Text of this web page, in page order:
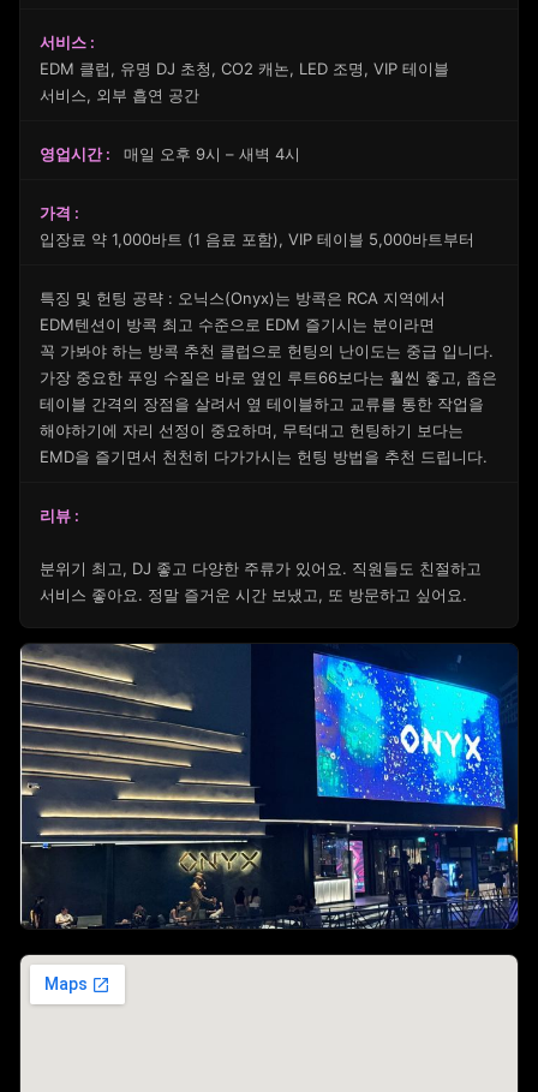
서비스 :
EDM 클럽, 유명 DJ 초청, CO2 캐논, LED 조명, VIP 테이블
서비스, 외부 흡연 공간
영업시간 : 매일 오후 9시 – 새벽 4시
가격 :
입장료 약 1,000바트 (1 음료 포함), VIP 테이블 5,000바트부터
특징 및 헌팅 공략 : 오닉스(Onyx)는 방콕은 RCA 지역에서
EDM텐션이 방콕 최고 수준으로 EDM 즐기시는 분이라면
꼭 가봐야 하는 방콕 추천 클럽으로 헌팅의 난이도는 중급 입니다.
가장 중요한 푸잉 수질은 바로 옆인 루트66보다는 훨씬 좋고, 좁은
테이블 간격의 장점을 살려서 옆 테이블하고 교류를 통한 작업을
해야하기에 자리 선정이 중요하며, 무턱대고 헌팅하기 보다는
EMD을 즐기면서 천천히 다가가시는 헌팅 방법을 추천 드립니다.
리뷰 :
분위기 최고, DJ 좋고 다양한 주류가 있어요. 직원들도 친절하고
서비스 좋아요. 정말 즐거운 시간 보냈고, 또 방문하고 싶어요.